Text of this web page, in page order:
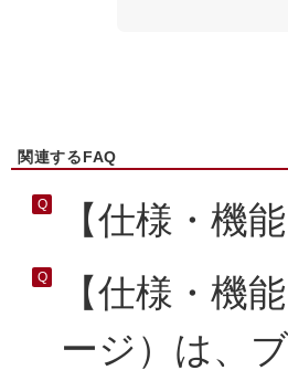
関連するFAQ
【仕様・機
【仕様・機
ージ）は、